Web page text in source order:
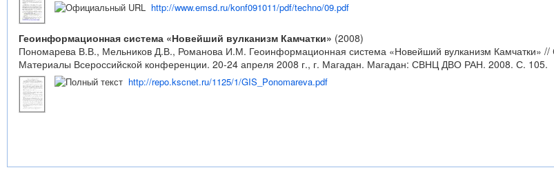
http://www.emsd.ru/konf091011/pdf/techno/09.pdf
Геоинформационная система «Новейший вулканизм Камчатки» (2008)
Пономарева В.В., Мельников Д.В., Романова И.М. Геоинформационная система «Новейший вулканизм Камчатки»
Материалы Всероссийской конференции. 20-24 апреля 2008 г., г. Магадан. Магадан: СВНЦ ДВО РАН. 2008. С. 105.
http://repo.kscnet.ru/1125/1/GIS_Ponomareva.pdf